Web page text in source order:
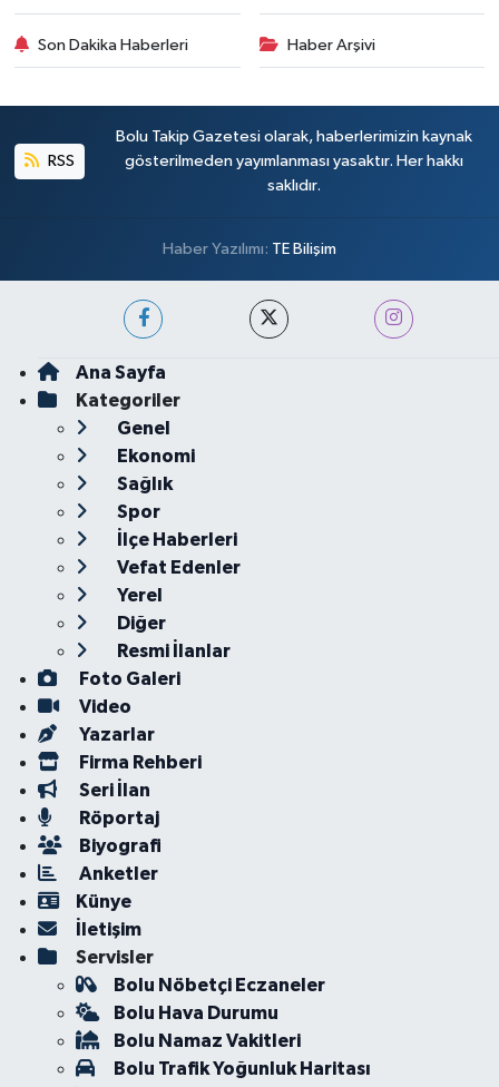
Son Dakika Haberleri Haber Arşivi
RSS
Bolu Takip Gazetesi olarak, haberlerimizin kaynak
gösterilmeden yayımlanması yasaktır. Her hakkı
saklıdır.
Haber Yazılımı: TE Bilişim
Ana Sayfa
Kategoriler
Genel
Ekonomi
Sağlık
Spor
İlçe Haberleri
Vefat Edenler
Yerel
Diğer
Resmi İlanlar
Foto Galeri
Video
Yazarlar
Firma Rehberi
Seri İlan
Röportaj
Biyografi
Anketler
Künye
İletişim
Servisler
Bolu Nöbetçi Eczaneler
Bolu Hava Durumu
Bolu Namaz Vakitleri
Bolu Trafik Yoğunluk Haritası